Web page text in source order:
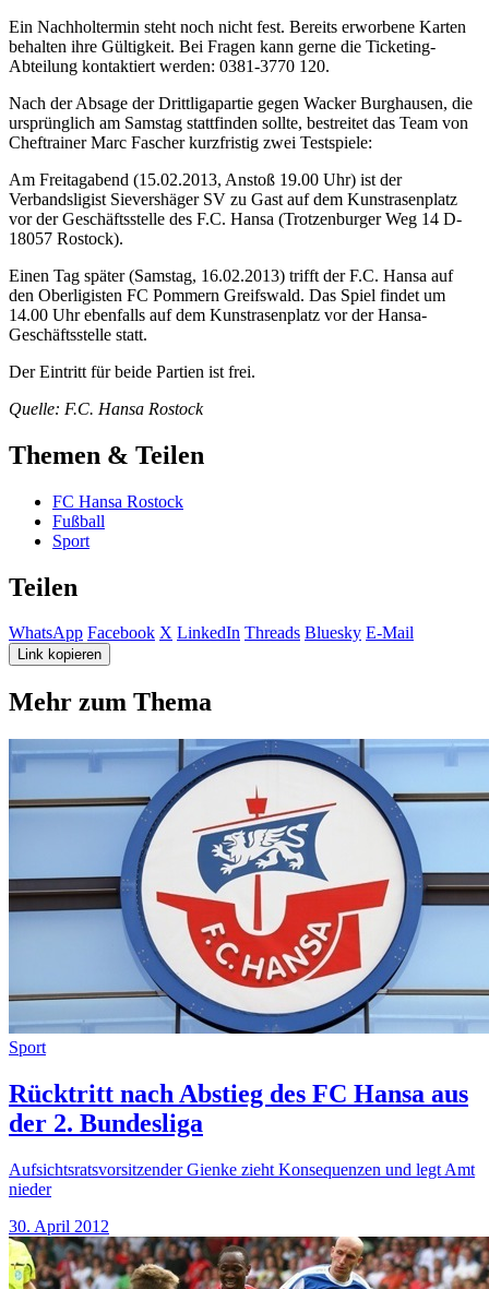
Ein Nachholtermin steht noch nicht fest. Bereits erworbene Karten
behalten ihre Gültigkeit. Bei Fragen kann gerne die Ticketing-
Abteilung kontaktiert werden: 0381-3770 120.
Nach der Absage der Drittligapartie gegen Wacker Burghausen, die
ursprünglich am Samstag stattfinden sollte, bestreitet das Team von
Cheftrainer Marc Fascher kurzfristig zwei Testspiele:
Am Freitagabend (15.02.2013, Anstoß 19.00 Uhr) ist der
Verbandsligist Sievershäger SV zu Gast auf dem Kunstrasenplatz
vor der Geschäftsstelle des F.C. Hansa (Trotzenburger Weg 14 D-
18057 Rostock).
Einen Tag später (Samstag, 16.02.2013) trifft der F.C. Hansa auf
den Oberligisten FC Pommern Greifswald. Das Spiel findet um
14.00 Uhr ebenfalls auf dem Kunstrasenplatz vor der Hansa-
Geschäftsstelle statt.
Der Eintritt für beide Partien ist frei.
Quelle: F.C. Hansa Rostock
Themen & Teilen
FC Hansa Rostock
Fußball
Sport
Teilen
WhatsApp Facebook X LinkedIn Threads Bluesky E-Mail
Link kopieren
Mehr zum Thema
Sport
Rücktritt nach Abstieg des FC Hansa aus
der 2. Bundesliga
Aufsichtsratsvorsitzender Gienke zieht Konsequenzen und legt Amt
nieder
30. April 2012